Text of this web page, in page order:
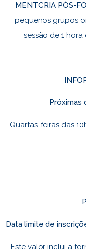
MENTORIA PÓS-
pequenos grupos
sessão de 1 hora
Próximas
Quartas-feiras das
Data limite de
Este valor inclui a